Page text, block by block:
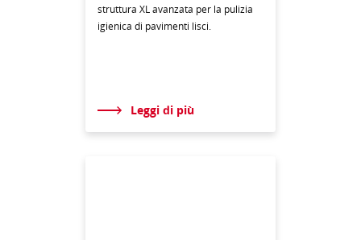
struttura XL avanzata per la pulizia
igienica di pavimenti lisci.
Leggi di più